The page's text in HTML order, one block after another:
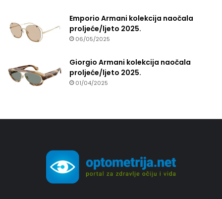
Emporio Armani kolekcija naočala
proljeće/ljeto 2025.
06/05/2025
Giorgio Armani kolekcija naočala
proljeće/ljeto 2025.
01/04/2025